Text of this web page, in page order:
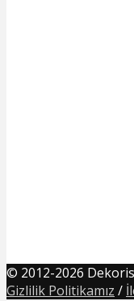
© 2012-2026
Gizlilik Politikamız /